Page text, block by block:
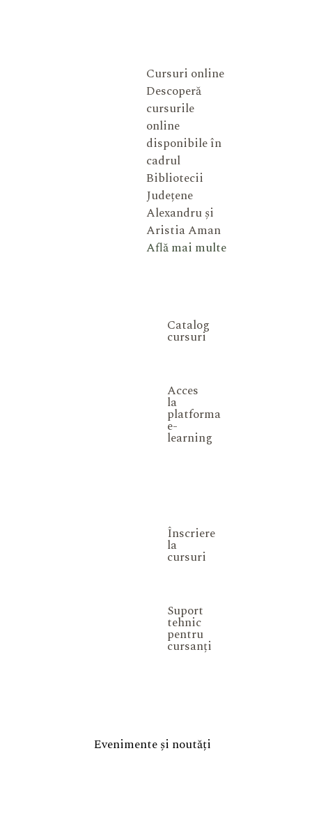
Cursuri online
Descoperă
cursurile
online
disponibile în
cadrul
Bibliotecii
Județene
Alexandru și
Aristia Aman
Află mai multe
Catalog
cursuri
Acces
la
platforma
e-
learning
Înscriere
la
cursuri
Suport
tehnic
pentru
cursanți
Evenimente și noutăți